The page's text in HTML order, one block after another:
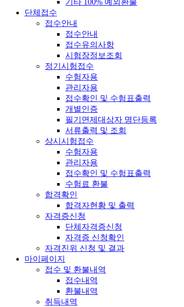
단체접수
접수안내
접수안내
접수유의사항
시험장정보조회
정기시험접수
수험자용
관리자용
접수확인 및 수험표출력
개별인증
필기면제대상자 명단등록
서류출력 및 조회
상시시험접수
수험자용
관리자용
접수확인 및 수험표출력
수험료 환불
합격확인
합격자현황 및 출력
자격증신청
단체자격증신청
자격증 신청확인
자격진위 신청 및 결과
마이페이지
접수 및 환불내역
접수내역
환불내역
취득내역